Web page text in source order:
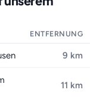
ENTFERNUNG
9 km
11 km